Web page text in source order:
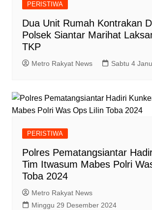
PERISTIWA
Dua Unit Rumah Kontrakan
Polsek Siantar Marihat
TKP
Metro Rakyat News Sabtu 4
PERISTIWA
Polres Pematangsiantar
Tim Itwasum Mabes Polri
Toba 2024
Metro Rakyat News
Minggu 29 Desember 2024